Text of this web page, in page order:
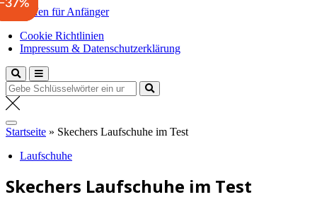
Zum
Inhalt
springen
Laufen für Anfänger
Anfängertipps und Tricks
Cookie Richtlinien
Impressum & Datenschutzerklärung
Suche
nach:
Startseite » Skechers Laufschuhe im Test
Laufschuhe
Skechers Laufschuhe im Test